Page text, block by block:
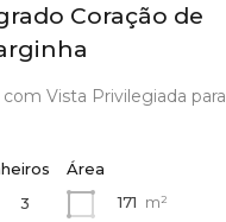
Coração de
com Vista Privilegiada para
3
Área
171 m²